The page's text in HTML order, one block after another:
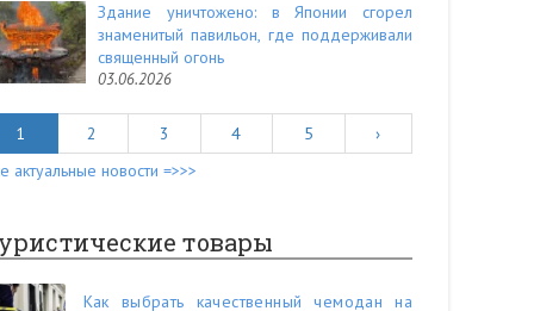
Здание уничтожено: в Японии сгорел
знаменитый павильон, где поддерживали
священный огонь
03.06.2026
1 2 3 4 5
›
актуальные новости =>>>
товары
Как выбрать качественный чемодан на